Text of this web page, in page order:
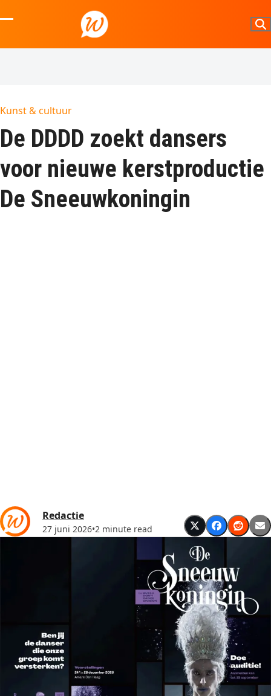
to
mobile
mobile
Kunst & cultuur
De DDDD zoekt dansers
voor nieuwe kerstproductie
De Sneeuwkoningin
Redactie
27 juni 2026•2 minute read